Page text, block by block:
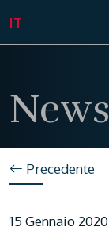
News
Precedente
15 Gennaio 2020